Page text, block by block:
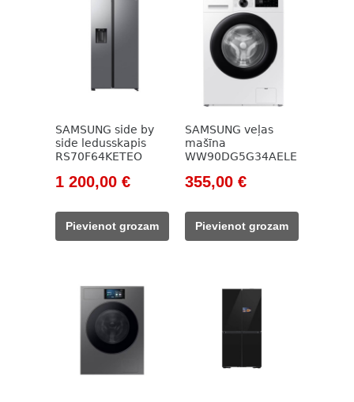
SAMSUNG side by
side ledusskapis
RS70F64KETEO
Original
was:
1
1 200,00 €Current
Pievienot grozam
SAMSUNG veļas
mašīna
WW90DG5G34AELE
Original
was:
523,00 €.
355,00 €Current
355,00 €.
Pievienot grozam